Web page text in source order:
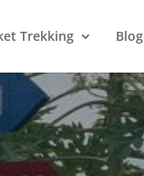
Trekking Blog